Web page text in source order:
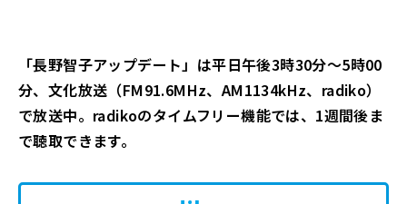
「長野智子アップデート」は平日午後3時30分～5時00
分、文化放送（FM91.6MHz、AM1134kHz、radiko）
で放送中。radikoのタイムフリー機能では、1週間後ま
で聴取できます。